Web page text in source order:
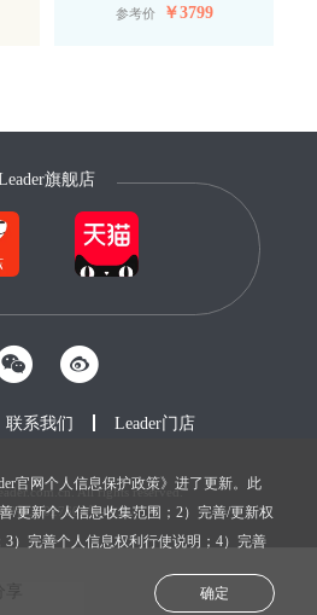
参考价 ￥3799
官网个人信息保护政策》进了更新。此
/更新个人信息收集范围；2）完善/更新权
）完善个人信息权利行使说明；4）完善
确定
旗舰店
联系我们 Leader门店
All rights reserved.
备20027604号-1